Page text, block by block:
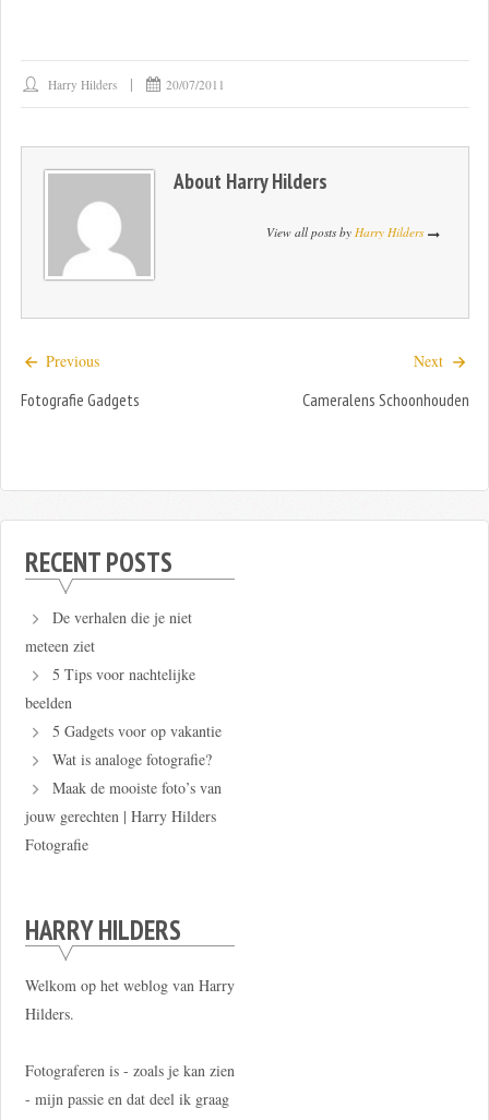
Harry Hilders 20/07/2011
About Harry Hilders
View all posts by Harry Hilders
Previous
Fotografie Gadgets
Next
Cameralens Schoonhouden
RECENT POSTS
De verhalen die je niet
meteen ziet
5 Tips voor nachtelijke
beelden
5 Gadgets voor op vakantie
Wat is analoge fotografie?
Maak de mooiste foto’s van
jouw gerechten | Harry Hilders
Fotografie
HARRY HILDERS
Welkom op het weblog van Harry
Hilders.
Fotograferen is - zoals je kan zien
- mijn passie en dat deel ik graag